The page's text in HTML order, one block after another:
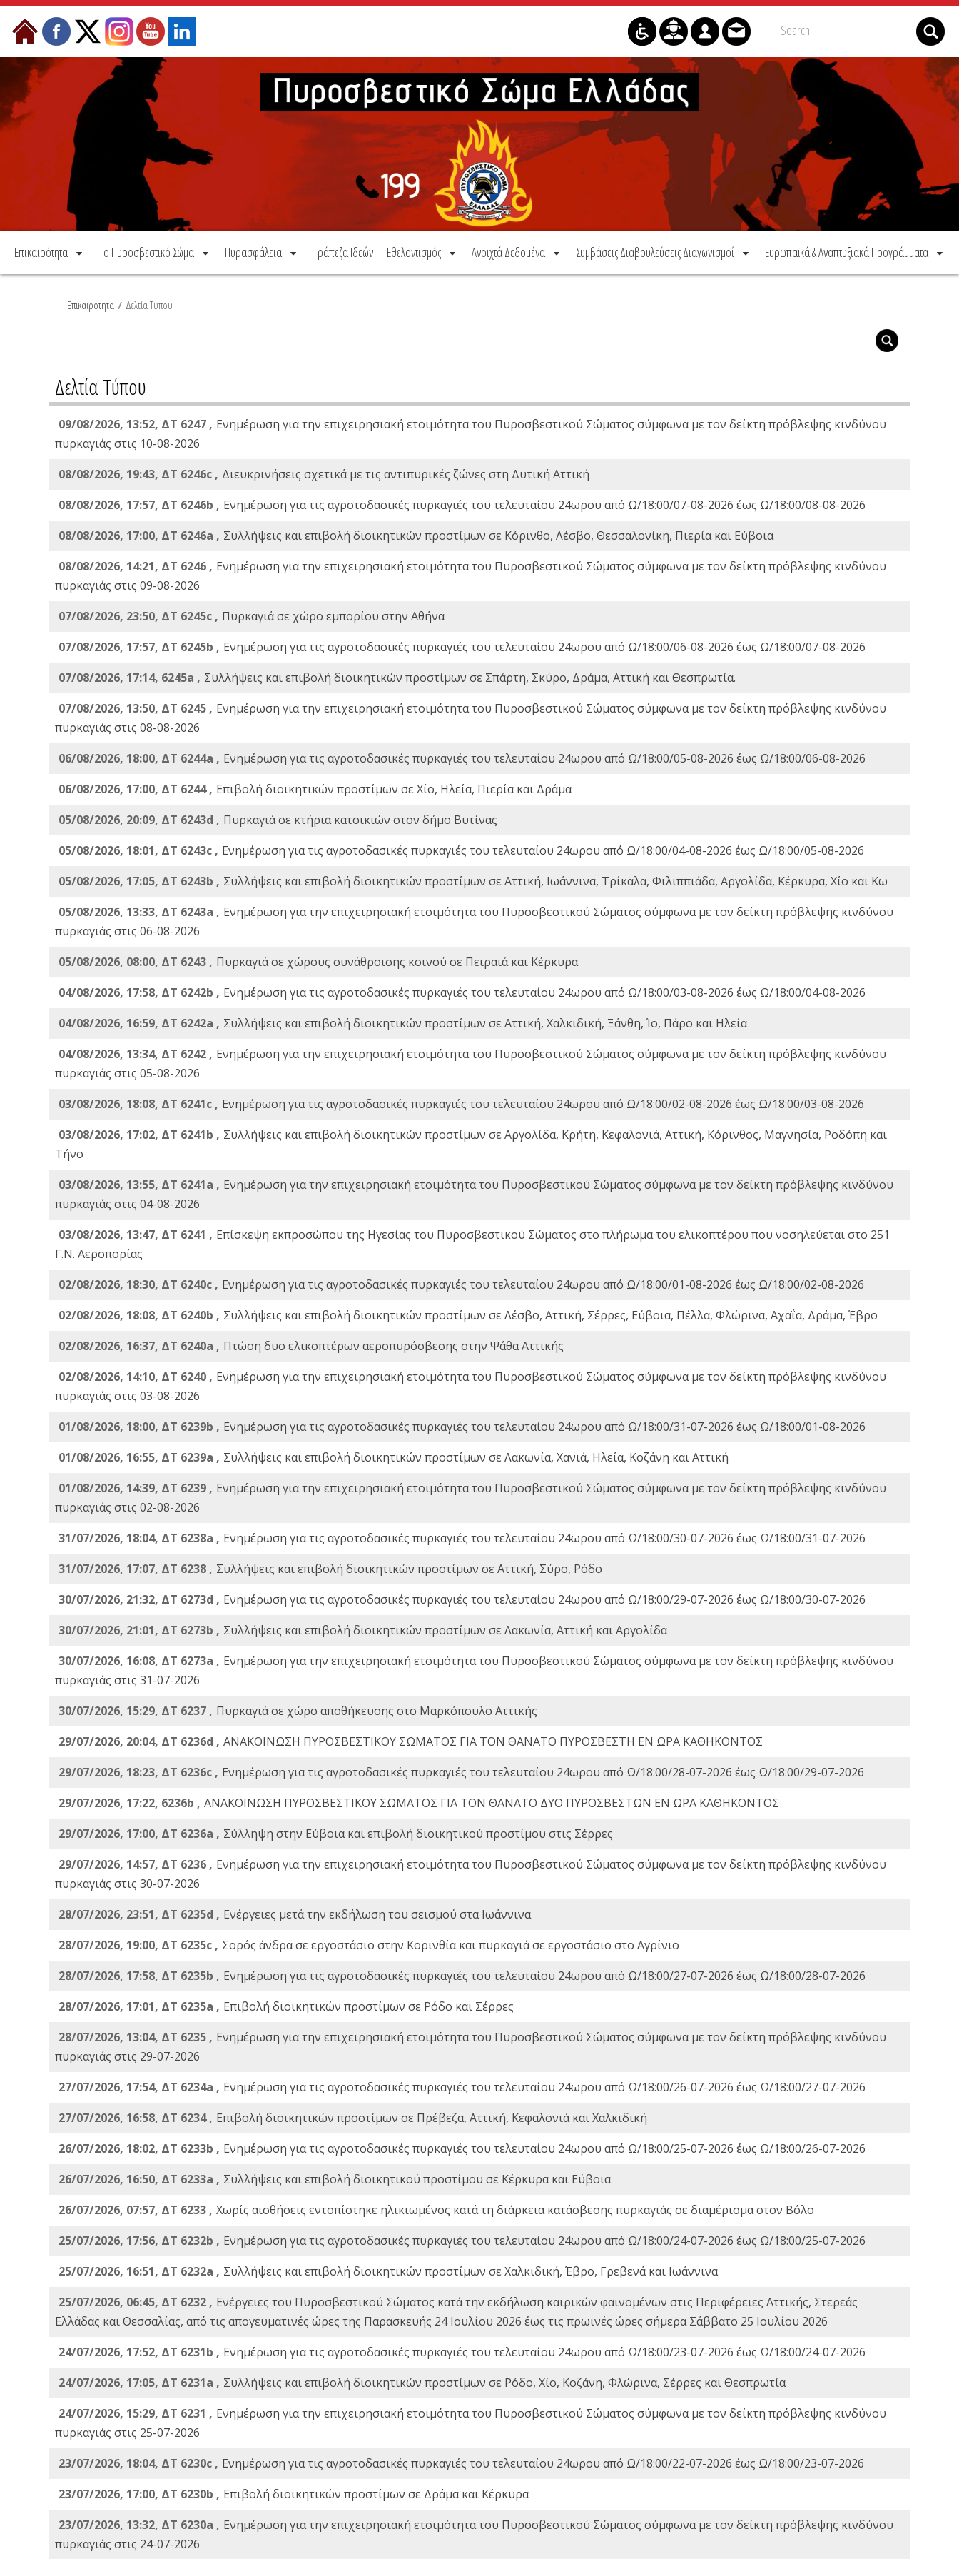
Μετάβαση στο περιεχόμενο
Επικαιρότητα Το Πυροσβεστικό Σώμα Πυρασφάλεια Τράπεζα Ιδεών Εθελοντισμός Ανοιχτά Δεδομένα Συμβάσεις Διαβουλεύσεις Διαγωνισμοί Ευρωπαϊκά & Αναπτυξιακά Προγράμματα
Επικαιρότητα / Δελτία Τύπου
Δελτία Τύπου
09/08/2026, 13:52, ΔΤ 6247 , Ενημέρωση για την επιχειρησιακή ετοιμότητα του Πυροσβεστικού Σώματος σύμφωνα με τον δείκτη πρόβλεψης κινδύνου
πυρκαγιάς στις 10-08-2026
08/08/2026, 19:43, ΔT 6246c , Διευκρινήσεις σχετικά με τις αντιπυρικές ζώνες στη Δυτική Αττική
08/08/2026, 17:57, ΔΤ 6246b , Ενημέρωση για τις αγροτοδασικές πυρκαγιές του τελευταίου 24ωρου από Ω/18:00/07-08-2026 έως Ω/18:00/08-08-2026
08/08/2026, 17:00, ΔΤ 6246a , Συλλήψεις και επιβολή διοικητικών προστίμων σε Κόρινθο, Λέσβο, Θεσσαλονίκη, Πιερία και Εύβοια
08/08/2026, 14:21, ΔΤ 6246 , Ενημέρωση για την επιχειρησιακή ετοιμότητα του Πυροσβεστικού Σώματος σύμφωνα με τον δείκτη πρόβλεψης κινδύνου
πυρκαγιάς στις 09-08-2026
07/08/2026, 23:50, ΔΤ 6245c , Πυρκαγιά σε χώρο εμπορίου στην Αθήνα
07/08/2026, 17:57, ΔΤ 6245b , Ενημέρωση για τις αγροτοδασικές πυρκαγιές του τελευταίου 24ωρου από Ω/18:00/06-08-2026 έως Ω/18:00/07-08-2026
07/08/2026, 17:14, 6245a , Συλλήψεις και επιβολή διοικητικών προστίμων σε Σπάρτη, Σκύρο, Δράμα, Αττική και Θεσπρωτία.
07/08/2026, 13:50, ΔΤ 6245 , Ενημέρωση για την επιχειρησιακή ετοιμότητα του Πυροσβεστικού Σώματος σύμφωνα με τον δείκτη πρόβλεψης κινδύνου
πυρκαγιάς στις 08-08-2026
06/08/2026, 18:00, ΔΤ 6244a , Ενημέρωση για τις αγροτοδασικές πυρκαγιές του τελευταίου 24ωρου από Ω/18:00/05-08-2026 έως Ω/18:00/06-08-2026
06/08/2026, 17:00, ΔΤ 6244 , Επιβολή διοικητικών προστίμων σε Χίο, Ηλεία, Πιερία και Δράμα
05/08/2026, 20:09, ΔΤ 6243d , Πυρκαγιά σε κτήρια κατοικιών στον δήμο Βυτίνας
05/08/2026, 18:01, ΔΤ 6243c , Ενημέρωση για τις αγροτοδασικές πυρκαγιές του τελευταίου 24ωρου από Ω/18:00/04-08-2026 έως Ω/18:00/05-08-2026
05/08/2026, 17:05, ΔΤ 6243b , Συλλήψεις και επιβολή διοικητικών προστίμων σε Αττική, Ιωάννινα, Τρίκαλα, Φιλιππιάδα, Αργολίδα, Κέρκυρα, Χίο και Κω
05/08/2026, 13:33, ΔΤ 6243a , Ενημέρωση για την επιχειρησιακή ετοιμότητα του Πυροσβεστικού Σώματος σύμφωνα με τον δείκτη πρόβλεψης κινδύνου
πυρκαγιάς στις 06-08-2026
05/08/2026, 08:00, ΔΤ 6243 , Πυρκαγιά σε χώρους συνάθροισης κοινού σε Πειραιά και Κέρκυρα
04/08/2026, 17:58, ΔΤ 6242b , Ενημέρωση για τις αγροτοδασικές πυρκαγιές του τελευταίου 24ωρου από Ω/18:00/03-08-2026 έως Ω/18:00/04-08-2026
04/08/2026, 16:59, ΔΤ 6242a , Συλλήψεις και επιβολή διοικητικών προστίμων σε Αττική, Χαλκιδική, Ξάνθη, Ίο, Πάρο και Ηλεία
04/08/2026, 13:34, ΔΤ 6242 , Ενημέρωση για την επιχειρησιακή ετοιμότητα του Πυροσβεστικού Σώματος σύμφωνα με τον δείκτη πρόβλεψης κινδύνου
πυρκαγιάς στις 05-08-2026
03/08/2026, 18:08, ΔΤ 6241c , Ενημέρωση για τις αγροτοδασικές πυρκαγιές του τελευταίου 24ωρου από Ω/18:00/02-08-2026 έως Ω/18:00/03-08-2026
03/08/2026, 17:02, ΔΤ 6241b , Συλλήψεις και επιβολή διοικητικών προστίμων σε Αργολίδα, Κρήτη, Κεφαλονιά, Αττική, Κόρινθος, Μαγνησία, Ροδόπη και
Τήνο
03/08/2026, 13:55, ΔΤ 6241a , Ενημέρωση για την επιχειρησιακή ετοιμότητα του Πυροσβεστικού Σώματος σύμφωνα με τον δείκτη πρόβλεψης κινδύνου
πυρκαγιάς στις 04-08-2026
03/08/2026, 13:47, ΔΤ 6241 , Επίσκεψη εκπροσώπου της Ηγεσίας του Πυροσβεστικού Σώματος στο πλήρωμα του ελικοπτέρου που νοσηλεύεται στο 251
Γ.Ν. Αεροπορίας
02/08/2026, 18:30, ΔΤ 6240c , Ενημέρωση για τις αγροτοδασικές πυρκαγιές του τελευταίου 24ωρου από Ω/18:00/01-08-2026 έως Ω/18:00/02-08-2026
02/08/2026, 18:08, ΔΤ 6240b , Συλλήψεις και επιβολή διοικητικών προστίμων σε Λέσβο, Αττική, Σέρρες, Εύβοια, Πέλλα, Φλώρινα, Αχαΐα, Δράμα, Έβρο
02/08/2026, 16:37, ΔΤ 6240a , Πτώση δυο ελικοπτέρων αεροπυρόσβεσης στην Ψάθα Αττικής
02/08/2026, 14:10, ΔΤ 6240 , Ενημέρωση για την επιχειρησιακή ετοιμότητα του Πυροσβεστικού Σώματος σύμφωνα με τον δείκτη πρόβλεψης κινδύνου
πυρκαγιάς στις 03-08-2026
01/08/2026, 18:00, ΔΤ 6239b , Ενημέρωση για τις αγροτοδασικές πυρκαγιές του τελευταίου 24ωρου από Ω/18:00/31-07-2026 έως Ω/18:00/01-08-2026
01/08/2026, 16:55, ΔΤ 6239a , Συλλήψεις και επιβολή διοικητικών προστίμων σε Λακωνία, Χανιά, Ηλεία, Κοζάνη και Αττική
01/08/2026, 14:39, ΔΤ 6239 , Ενημέρωση για την επιχειρησιακή ετοιμότητα του Πυροσβεστικού Σώματος σύμφωνα με τον δείκτη πρόβλεψης κινδύνου
πυρκαγιάς στις 02-08-2026
31/07/2026, 18:04, ΔΤ 6238a , Ενημέρωση για τις αγροτοδασικές πυρκαγιές του τελευταίου 24ωρου από Ω/18:00/30-07-2026 έως Ω/18:00/31-07-2026
31/07/2026, 17:07, ΔΤ 6238 , Συλλήψεις και επιβολή διοικητικών προστίμων σε Αττική, Σύρο, Ρόδο
30/07/2026, 21:32, ΔΤ 6273d , Ενημέρωση για τις αγροτοδασικές πυρκαγιές του τελευταίου 24ωρου από Ω/18:00/29-07-2026 έως Ω/18:00/30-07-2026
30/07/2026, 21:01, ΔΤ 6273b , Συλλήψεις και επιβολή διοικητικών προστίμων σε Λακωνία, Αττική και Αργολίδα
30/07/2026, 16:08, ΔΤ 6273a , Ενημέρωση για την επιχειρησιακή ετοιμότητα του Πυροσβεστικού Σώματος σύμφωνα με τον δείκτη πρόβλεψης κινδύνου
πυρκαγιάς στις 31-07-2026
30/07/2026, 15:29, ΔΤ 6237 , Πυρκαγιά σε χώρο αποθήκευσης στο Μαρκόπουλο Αττικής
29/07/2026, 20:04, ΔΤ 6236d , ΑΝΑΚΟΙΝΩΣΗ ΠΥΡΟΣΒΕΣΤΙΚΟΥ ΣΩΜΑΤΟΣ ΓΙΑ ΤΟΝ ΘΑΝΑΤΟ ΠΥΡΟΣΒΕΣΤΗ ΕΝ ΩΡΑ ΚΑΘΗΚΟΝΤΟΣ
29/07/2026, 18:23, ΔΤ 6236c , Ενημέρωση για τις αγροτοδασικές πυρκαγιές του τελευταίου 24ωρου από Ω/18:00/28-07-2026 έως Ω/18:00/29-07-2026
29/07/2026, 17:22, 6236b , ΑΝΑΚΟΙΝΩΣΗ ΠΥΡΟΣΒΕΣΤΙΚΟΥ ΣΩΜΑΤΟΣ ΓΙΑ ΤΟΝ ΘΑΝΑΤΟ ΔΥΟ ΠΥΡΟΣΒΕΣΤΩΝ ΕΝ ΩΡΑ ΚΑΘΗΚΟΝΤΟΣ
29/07/2026, 17:00, ΔΤ 6236a , Σύλληψη στην Εύβοια και επιβολή διοικητικού προστίμου στις Σέρρες
29/07/2026, 14:57, ΔΤ 6236 , Ενημέρωση για την επιχειρησιακή ετοιμότητα του Πυροσβεστικού Σώματος σύμφωνα με τον δείκτη πρόβλεψης κινδύνου
πυρκαγιάς στις 30-07-2026
28/07/2026, 23:51, ΔΤ 6235d , Ενέργειες μετά την εκδήλωση του σεισμού στα Ιωάννινα
28/07/2026, 19:00, ΔΤ 6235c , Σορός άνδρα σε εργοστάσιο στην Κορινθία και πυρκαγιά σε εργοστάσιο στο Αγρίνιο
28/07/2026, 17:58, ΔΤ 6235b , Ενημέρωση για τις αγροτοδασικές πυρκαγιές του τελευταίου 24ωρου από Ω/18:00/27-07-2026 έως Ω/18:00/28-07-2026
28/07/2026, 17:01, ΔΤ 6235a , Eπιβολή διοικητικών προστίμων σε Ρόδο και Σέρρες
28/07/2026, 13:04, ΔΤ 6235 , Ενημέρωση για την επιχειρησιακή ετοιμότητα του Πυροσβεστικού Σώματος σύμφωνα με τον δείκτη πρόβλεψης κινδύνου
πυρκαγιάς στις 29-07-2026
27/07/2026, 17:54, ΔΤ 6234a , Ενημέρωση για τις αγροτοδασικές πυρκαγιές του τελευταίου 24ωρου από Ω/18:00/26-07-2026 έως Ω/18:00/27-07-2026
27/07/2026, 16:58, ΔΤ 6234 , Eπιβολή διοικητικών προστίμων σε Πρέβεζα, Αττική, Κεφαλονιά και Χαλκιδική
26/07/2026, 18:02, ΔΤ 6233b , Ενημέρωση για τις αγροτοδασικές πυρκαγιές του τελευταίου 24ωρου από Ω/18:00/25-07-2026 έως Ω/18:00/26-07-2026
26/07/2026, 16:50, ΔΤ 6233a , Συλλήψεις και επιβολή διοικητικού προστίμου σε Κέρκυρα και Εύβοια
26/07/2026, 07:57, ΔΤ 6233 , Χωρίς αισθήσεις εντοπίστηκε ηλικιωμένος κατά τη διάρκεια κατάσβεσης πυρκαγιάς σε διαμέρισμα στον Βόλο
25/07/2026, 17:56, ΔΤ 6232b , Ενημέρωση για τις αγροτοδασικές πυρκαγιές του τελευταίου 24ωρου από Ω/18:00/24-07-2026 έως Ω/18:00/25-07-2026
25/07/2026, 16:51, ΔΤ 6232a , Συλλήψεις και επιβολή διοικητικών προστίμων σε Χαλκιδική, Έβρο, Γρεβενά και Ιωάννινα
25/07/2026, 06:45, ΔΤ 6232 , Ενέργειες του Πυροσβεστικού Σώματος κατά την εκδήλωση καιρικών φαινομένων στις Περιφέρειες Αττικής, Στερεάς
Ελλάδας και Θεσσαλίας, από τις απογευματινές ώρες της Παρασκευής 24 Ιουλίου 2026 έως τις πρωινές ώρες σήμερα Σάββατο 25 Ιουλίου 2026
24/07/2026, 17:52, ΔΤ 6231b , Ενημέρωση για τις αγροτοδασικές πυρκαγιές του τελευταίου 24ωρου από Ω/18:00/23-07-2026 έως Ω/18:00/24-07-2026
24/07/2026, 17:05, ΔΤ 6231a , Συλλήψεις και επιβολή διοικητικών προστίμων σε Ρόδο, Χίο, Κοζάνη, Φλώρινα, Σέρρες και Θεσπρωτία
24/07/2026, 15:29, ΔΤ 6231 , Ενημέρωση για την επιχειρησιακή ετοιμότητα του Πυροσβεστικού Σώματος σύμφωνα με τον δείκτη πρόβλεψης κινδύνου
πυρκαγιάς στις 25-07-2026
23/07/2026, 18:04, ΔΤ 6230c , Ενημέρωση για τις αγροτοδασικές πυρκαγιές του τελευταίου 24ωρου από Ω/18:00/22-07-2026 έως Ω/18:00/23-07-2026
23/07/2026, 17:00, ΔΤ 6230b , Επιβολή διοικητικών προστίμων σε Δράμα και Κέρκυρα
23/07/2026, 13:32, ΔΤ 6230a , Ενημέρωση για την επιχειρησιακή ετοιμότητα του Πυροσβεστικού Σώματος σύμφωνα με τον δείκτη πρόβλεψης κινδύνου
πυρκαγιάς στις 24-07-2026